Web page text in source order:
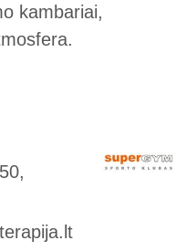
kambariai,